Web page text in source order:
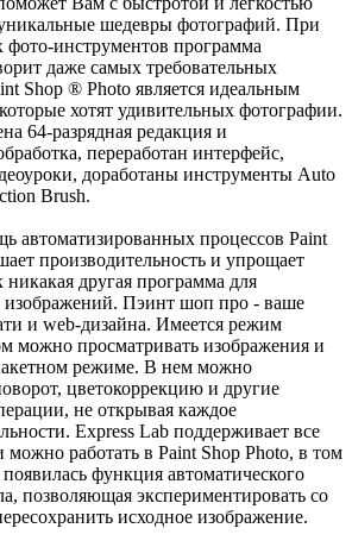
уникальные шедевры фотографий. При
инструментов программа
даже самых требовательных
Shop ® Photo является идеальным
хотят удивительных фотографии.
64-разрядная редакция и
переработан интерфейс,
доработаны инструменты Auto
Brush.
автоматизированных процессов Paint
производительность и упрощает
никакая другая программа для
изображений. Пэинт шоп про - ваше
и web-дизайна. Имеется режим
можно просматривать изображения и
режиме. В нем можно
цветокоррекцию и другие
не открывая каждое
Express Lab поддерживает все
работать в Paint Shop Photo, в том
функция автоматического
позволяющая экспериментировать со
исходное изображение.